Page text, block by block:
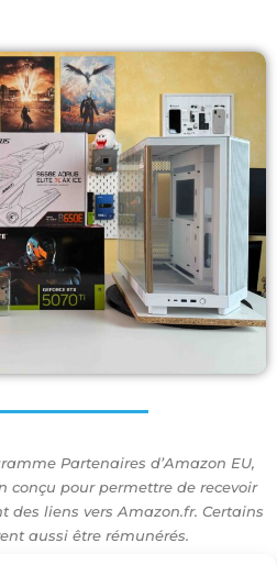
Partenaires d’Amazon EU,
conçu pour permettre de recevoir
des liens vers Amazon.fr. Certains
aussi être rémunérés.